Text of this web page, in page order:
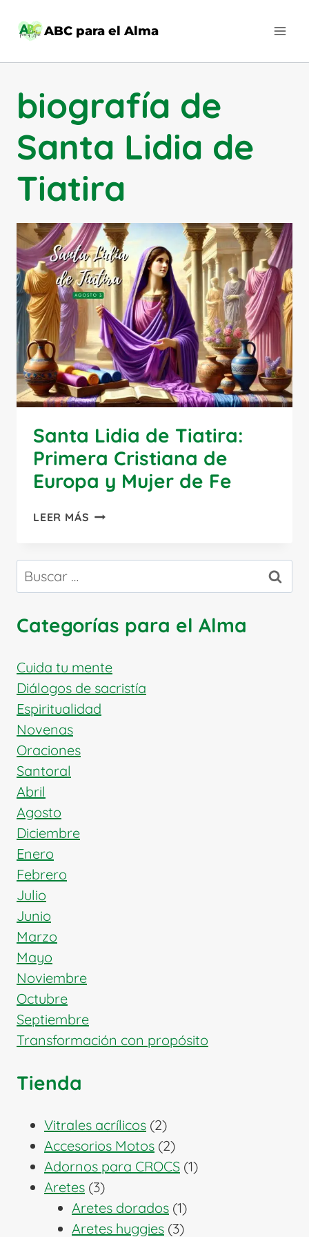
ABC para el Alma
biografía de
Santa Lidia de
Tiatira
Santa Lidia de Tiatira:
Primera Cristiana de
Europa y Mujer de Fe
LEER MÁS SANTA
TIATIRA:
CRISTIANA
EUROPA
MUJER
DE
FE
Buscar:
Categorías para el Alma
Cuida tu mente
Diálogos de sacristía
Espiritualidad
Novenas
Oraciones
Santoral
Abril
Agosto
Diciembre
Enero
Febrero
Julio
Junio
Marzo
Mayo
Noviembre
Octubre
Septiembre
Transformación con propósito
Tienda
Vitrales acrílicos 22
productos
Accesorios Motos 22
productos
Adornos para CROCS 11
Aretes 33
productos
Aretes dorados 11
producto
Aretes huggies 33